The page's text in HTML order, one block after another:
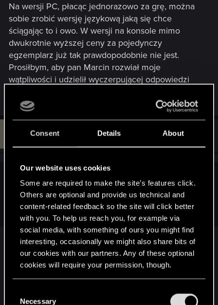
Consent Details About
Our website uses cookies
Some are required to make the site’s features click.
Others are optional and provide us technical and
content-related feedback so the site will click better
with you. To help us reach you, for example via
social media, with something of ours you might find
interesting, occasionally we might also share bits of
our cookies with our partners. Any of these optional
cookies will require your permission, though.
and tweak your preferences regarding them in the
Necessary
Na wersji PC, płacąc jednorazowo za grę, można
sobie zrobić wersję językową jaką się chce
ściągając to i owo. W wersji na konsole mimo
dwukrotnie wyższej ceny za pojedynczy
egzemplarz już tak prawdopodobnie nie jest.
Prosiłbym, aby pan Marcin rozwiał moje
wątpliwości i udzielił wyczerpującej odpowiedzi
Master_Dandelion
post80 said:
40GB jakby nie patrzeć, to niedużo, jak na tak wielki projekt,
stąd też moje pytanie o wersje konsolowe.
View attachment 9370
Attachments